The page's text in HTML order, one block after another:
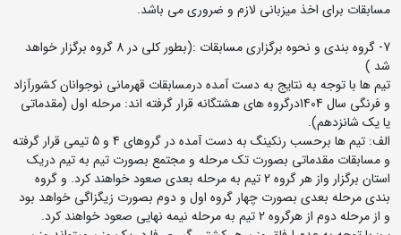
مسابقات برای اخذ میزبانی لازم و ضروری می باشد.
7- گروه بندی و نحوه برگزاری مسابقات :(بطور کلی در 8 گروه برگزار خواهد
شد )
تیم ها با توجه به نتایج به دست آمده درمسابقات قهرمانی نوجوانان کشورآزاد
و فرنگی سال 1404درگروه های هشتگانه قرار گرفته اند: مرحله اول (مقدماتی
یا یک شانزدهم).
الف: تیم ها برحسب رنکینگ به دست آمده در گروهای 4 و 5 تیمی قرار گرفته
و مسابقات مقدماتی بصورت تک مرحله و مجتمع بصورت تیم به تیم دریک
استان برگزار واز هر گروه 2 تیم به مرحله بعدی صعود خواهند کرد. و گروه
بندی مرحله بعدی بصورت چهار گروه اول و دوم بصورت زیگزاگی خواهد بود
و از مرحله دوم از هرگروه 2 تیم به مرحله نیمه نهایی صعود خواهند کرد.